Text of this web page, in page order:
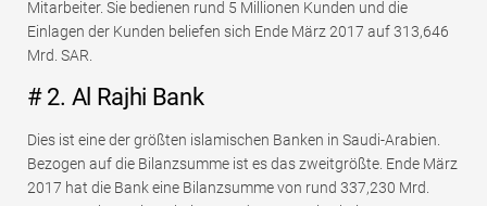
Mitarbeiter. Sie bedienen rund 5 Millionen Kunden und die
Einlagen der Kunden beliefen sich Ende März 2017 auf 313,646
Mrd. SAR.
# 2. Al Rajhi Bank
Dies ist eine der größten islamischen Banken in Saudi-Arabien.
Bezogen auf die Bilanzsumme ist es das zweitgrößte. Ende März
2017 hat die Bank eine Bilanzsumme von rund 337,230 Mrd.